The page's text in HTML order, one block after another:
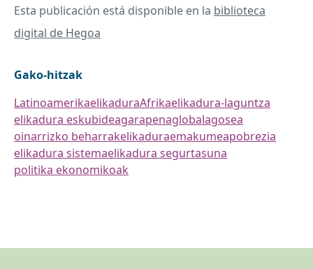
Esta publicación está disponible en la biblioteca
digital de Hegoa
Gako-hitzak
LatinoamerikaelikaduraAfrikaelikadura-laguntza
elikadura eskubideagarapenaglobalagosea
oinarrizko beharrakelikaduraemakumeapobrezia
elikadura sistemaelikadura segurtasuna
politika ekonomikoak